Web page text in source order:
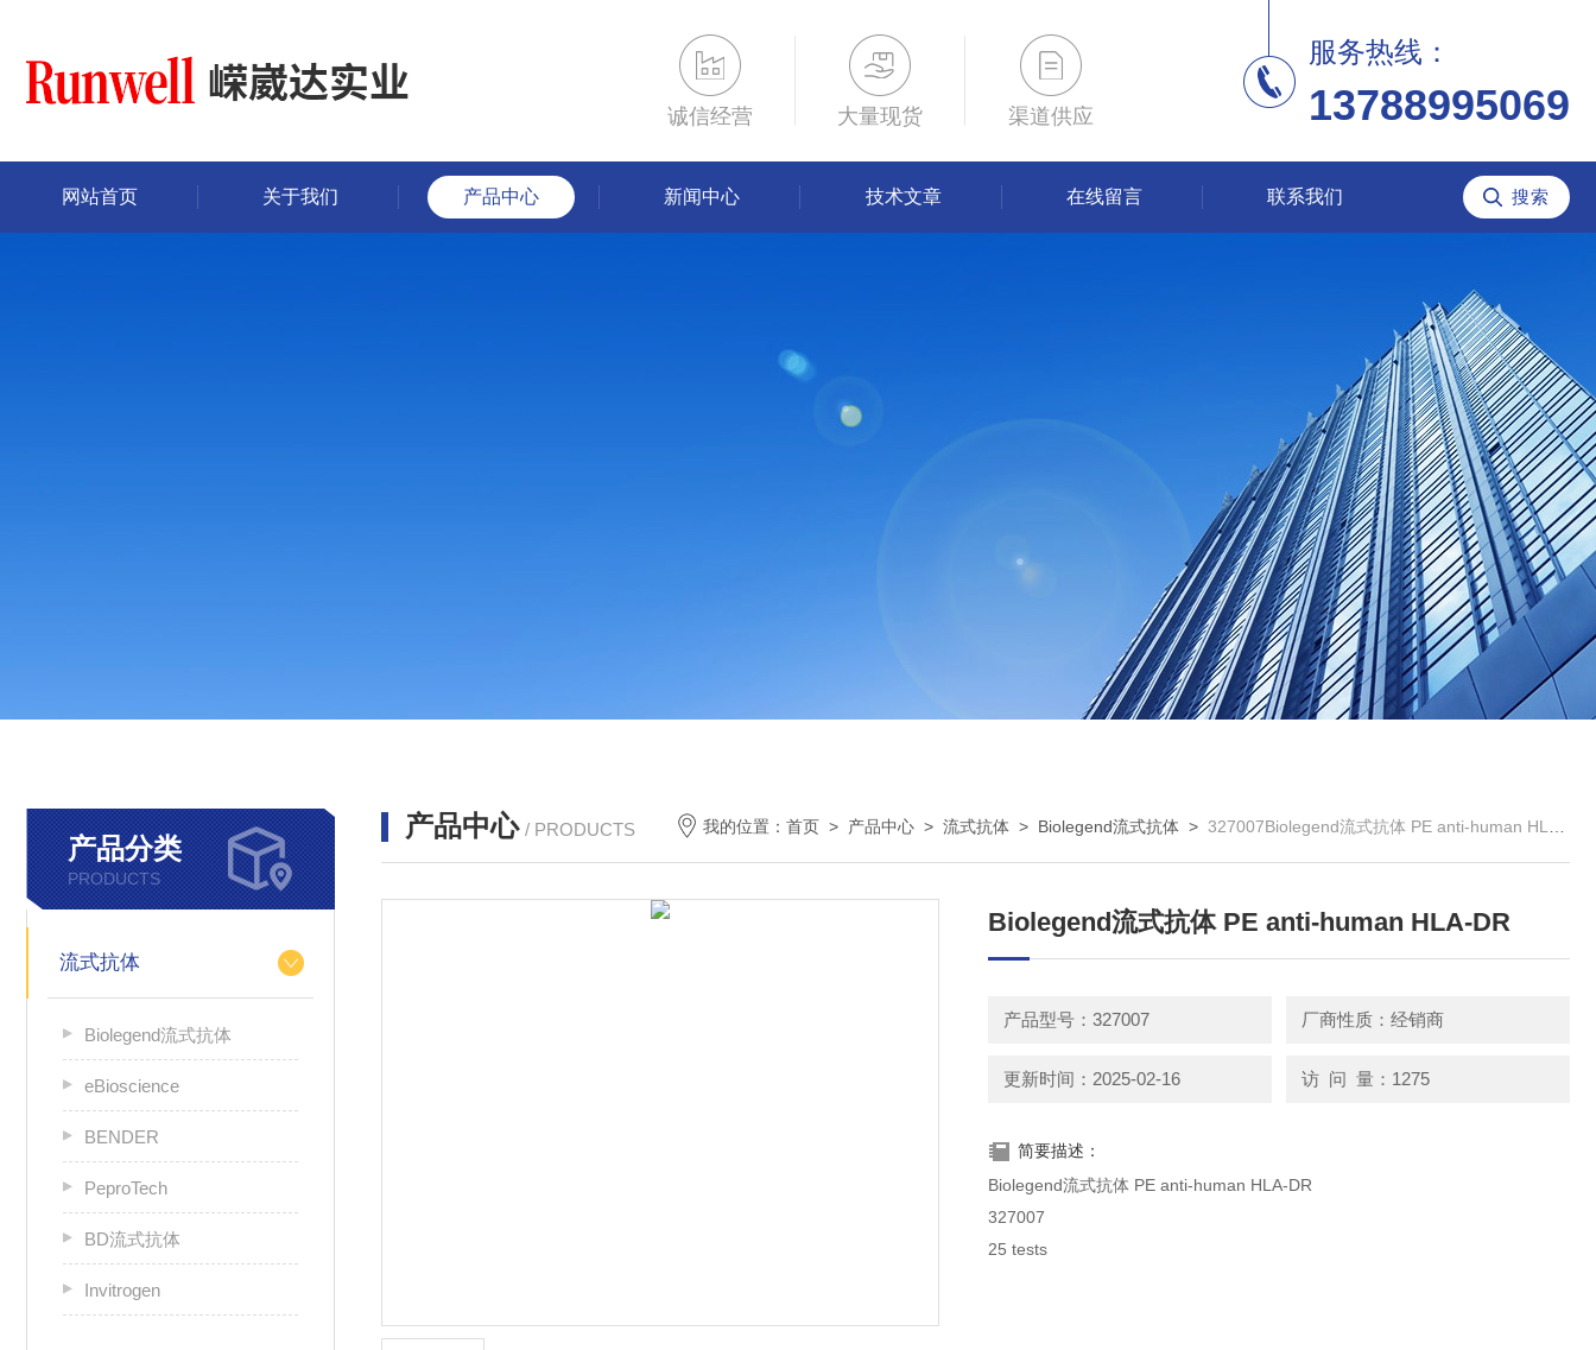
诚信经营 大量现货 渠道供应
服务热线：
13788995069
网站首页 关于我们 产品中心 新闻中心 技术文章 在线留言 联系我们
产品分类
PRODUCTS
流式抗体
Biolegend流式抗体
eBioscience
BENDER
PeproTech
BD流式抗体
Invitrogen
产品中心 / PRODUCTS 我的位置：首页 > 产品中心 >流式抗体 > Biolegend流式抗体 >327007Biolegend流式抗体 PE anti-human HLA-DR
Biolegend流式抗体 PE anti-human HLA-DR
产品型号：327007 厂商性质：经销商
更新时间：2025-02-16 访 问 量：1275
简要描述：
Biolegend流式抗体 PE anti-human HLA-DR
327007
25 tests